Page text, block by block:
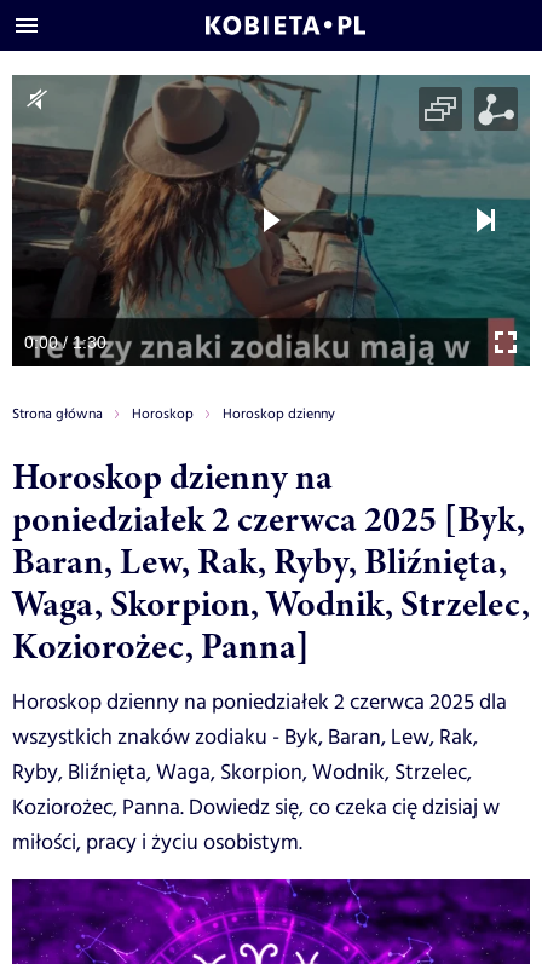
0:00 / 1:30
Strona główna Horoskop Horoskop dzienny
Horoskop dzienny na
poniedziałek 2 czerwca 2025 [Byk,
Baran, Lew, Rak, Ryby, Bliźnięta,
Waga, Skorpion, Wodnik, Strzelec,
Koziorożec, Panna]
Horoskop dzienny na poniedziałek 2 czerwca 2025 dla
wszystkich znaków zodiaku - Byk, Baran, Lew, Rak,
Ryby, Bliźnięta, Waga, Skorpion, Wodnik, Strzelec,
Koziorożec, Panna. Dowiedz się, co czeka cię dzisiaj w
miłości, pracy i życiu osobistym.